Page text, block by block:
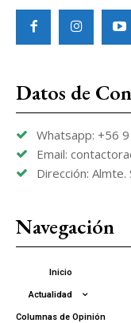
Datos de
Whatsapp: +56
Email:
Dirección: Almte.
Navegación
Inicio
Actualidad
Columnas de Opinión